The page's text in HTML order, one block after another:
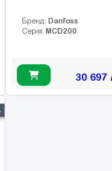
Бренд: Danfoss
Серія: MCD200
30 697